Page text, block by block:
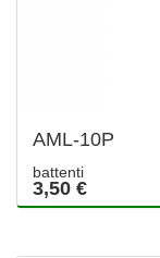
AML-10P
battenti
3,50 €